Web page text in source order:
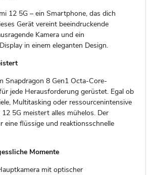
12 5G – ein Smartphone, das dich
Gerät vereint beeindruckende
Kamera und ein
in einem eleganten Design.
Snapdragon 8 Gen1 Octa-Core-
jede Herausforderung gerüstet. Egal ob
Multitasking oder ressourcenintensive
5G meistert alles mühelos. Der
eine flüssige und reaktionsschnelle
Momente
mit optischer